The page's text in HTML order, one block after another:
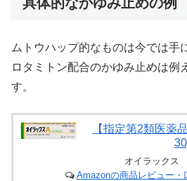
ムトウハップ的なものは今では手
ロタミトン配合のかゆみ止めは例
す。
【指定第2類医薬
オイラックス
Amazonの商品レビュー・